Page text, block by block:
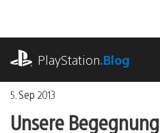
springen
PlayStation.Blog
5. Sep 2013
Unsere